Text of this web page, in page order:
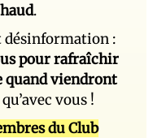
.
désinformation :
pour rafraîchir
quand viendront
vous !
du Club